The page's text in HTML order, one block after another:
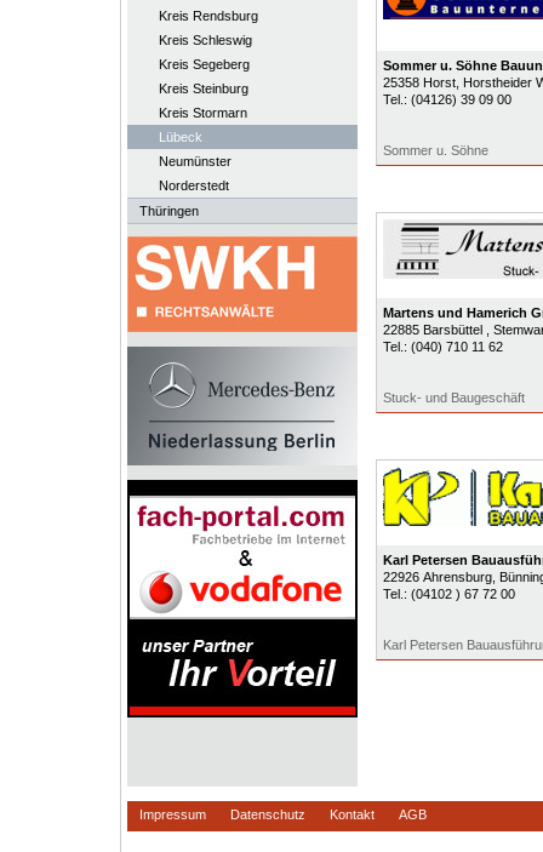
Kreis Rendsburg
Kreis Schleswig
Kreis Segeberg
Kreis Steinburg
Kreis Stormarn
Lübeck
Neumünster
Norderstedt
Thüringen
Sommer u. Söhne
25358 Horst, Horstheider
Tel.: (04126) 39 09 00
Sommer u. Söhne
Martens und Hamerich
22885 Barsbüttel
,
Tel.: (040) 710 11 62
Stuck- und Baugeschäft
Karl Petersen
22926 Ahrensburg,
Tel.: (04102 ) 67 72 00
Karl Petersen
Impressum Datenschutz Kontakt AGB